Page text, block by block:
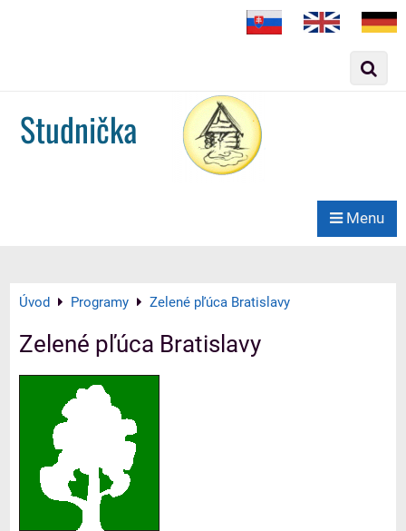
Slovak English
Studnička
Menu
Úvod Programy Zelené pľúca Bratislavy
Zelené pľúca Bratislavy